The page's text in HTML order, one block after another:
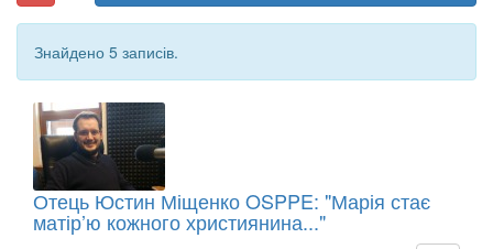
Знайдено 5 записів.
Отець Юстин Міщенко OSPPE: "Марія стає
матір’ю кожного християнина..."